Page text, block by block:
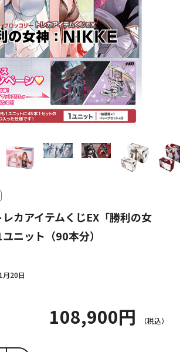
カアイテムくじEX「勝利の女
ニット（90本分）
月20日
108,900円